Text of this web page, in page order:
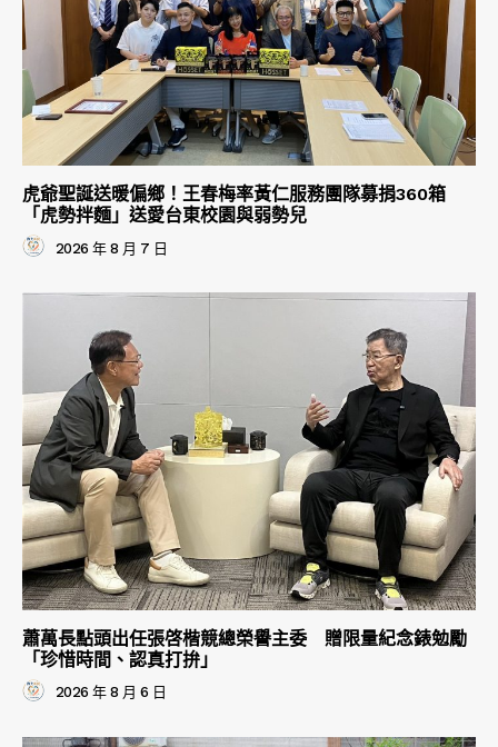
虎爺聖誕送暖偏鄉！王春梅率黃仁服務團隊募捐360箱
「虎勢拌麵」送愛台東校園與弱勢兒
2026 年 8 月 7 日
蕭萬長點頭出任張啓楷競總榮譽主委 贈限量紀念錶勉勵
「珍惜時間、認真打拚」
2026 年 8 月 6 日